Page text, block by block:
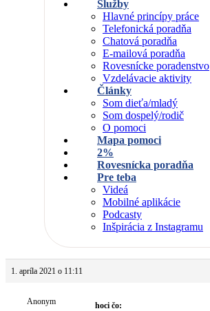
Služby
Hlavné princípy práce
Telefonická poradňa
Chatová poradňa
E-mailová poradňa
Rovesnícke poradenstvo
Vzdelávacie aktivity
Články
Som dieťa/mladý
Som dospelý/rodič
O pomoci
Mapa pomoci
2%
Rovesnícka poradňa
Pre teba
Videá
Mobilné aplikácie
Podcasty
Inšpirácia z Instagramu
1. apríla 2021 o 11:11
Anonym hoci čo: